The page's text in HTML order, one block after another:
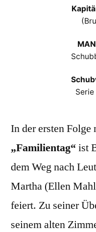
Serie
In der ersten
„Familientag“ist
dem Weg nach
Martha (Ellen
feiert. Zu seiner
seinem alten